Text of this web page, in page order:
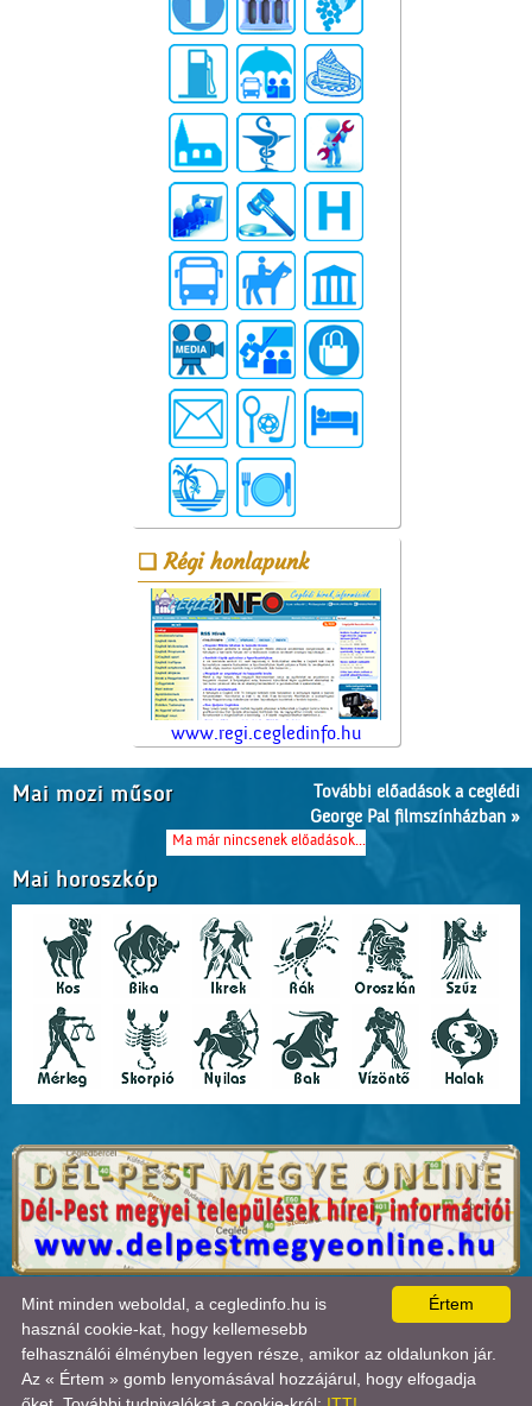
Régi honlapunk
www.regi.cegledinfo.hu
Mai mozi műsor
További előadások a ceglédi
George Pal filmszínházban »
Ma már nincsenek előadások...
Mai horoszkóp
A lap0.019 másodperc alatt készült el. | Copyright 2026 © Cegledinfo
, design by:
ÍRJON NEKÜNK! |OLDALTÉRKÉP IMPRESSZUM
A látogatók száma 2018.11.11-től:22725544| Ebben a hónapban:
1|Statisztika

Értem
Mint minden weboldal, a cegledinfo.hu is
használ cookie-kat, hogy kellemesebb
felhasználói élményben legyen része, amikor az oldalunkon jár.
Az « Értem » gomb lenyomásával hozzájárul, hogy elfogadja